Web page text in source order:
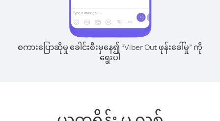
စကားပြောဆိုမှု ခေါင်းစီးမှနေ၍ “Viber Out ဖုန်းခေါ်မှု” ကို
ရွေးပါ